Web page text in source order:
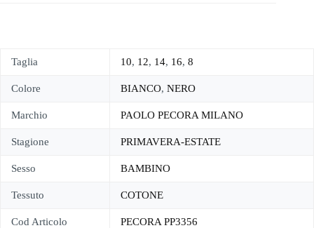
Taglia 10, 12, 14, 16, 8
Colore BIANCO, NERO
Marchio PAOLO PECORA MILANO
Stagione PRIMAVERA-ESTATE
Sesso BAMBINO
Tessuto COTONE
Cod Articolo PECORA PP3356